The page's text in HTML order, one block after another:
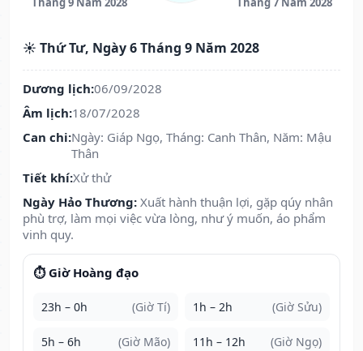
☀️ Thứ Tư, Ngày 6 Tháng 9 Năm 2028
Dương lịch:06/09/2028
Âm lịch:18/07/2028
Can chi:Ngày: Giáp Ngọ, Tháng: Canh Thân, Năm: Mậu
Thân
Tiết khí:Xử thử
Ngày Hảo Thương: Xuất hành thuận lợi, gặp qúy nhân
phù trợ, làm mọi việc vừa lòng, như ý muốn, áo phẩm
vinh quy.
⏱️ Giờ Hoàng đạo
23h – 0h (Giờ Tí) 1h – 2h (Giờ Sửu)
5h – 6h (Giờ Mão) 11h – 12h (Giờ Ngọ)